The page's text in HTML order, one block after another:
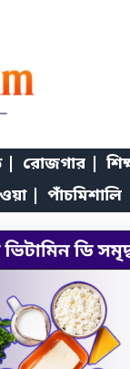
রোজগার |
| পাঁচমিশালি |